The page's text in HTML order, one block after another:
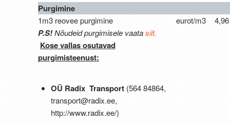
Purgimine
1m3 reovee purgimine eurot/m3 4,96
P.S!Nõudeid purgimisele vaatasiit.
Kose vallas osutavad
purgimisteenust:
OÜ Radix Transport (564 84864,
transport@radix.ee,
http://www.radix.ee/)